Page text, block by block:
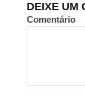
DEIXE UM
Comentário